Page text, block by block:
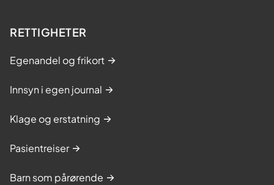
RETTIGHETER
Egenandel og frikort
Innsyn i egen journal
Klage og erstatning
Pasientreiser
Barn som pårørende